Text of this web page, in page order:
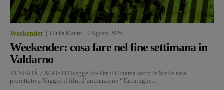
Weekender Giulia Mauro 7 Agosto 2026
Weekender: cosa fare nel fine settimana in
Valdarno
VENERDÌ 7 AGOSTO Reggello- Per il Cinema sotto le Stelle sarà
proiettato a Vaggio il film d’animazione “Tartarughe...